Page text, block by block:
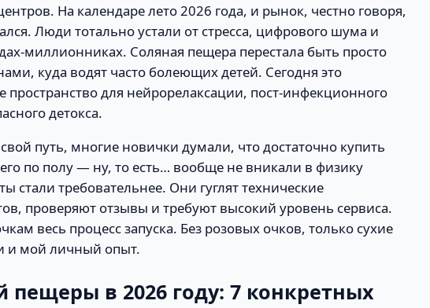
На календаре лето 2026 года, и рынок, честно говоря,
Люди тотально устали от стресса, цифрового шума и
миллионниках. Соляная пещера перестала быть просто
куда водят часто болеющих детей. Сегодня это
для нейрорелаксации, пост-инфекционного
детокса.
путь, многие новички думали, что достаточно купить
по полу — ну, то есть… вообще не вникали в физику
стали требовательнее. Они гуглят технические
проверяют отзывы и требуют высокий уровень сервиса.
весь процесс запуска. Без розовых очков, только сухие
и мой личный опыт.
пещеры в 2026 году: 7 конкретных